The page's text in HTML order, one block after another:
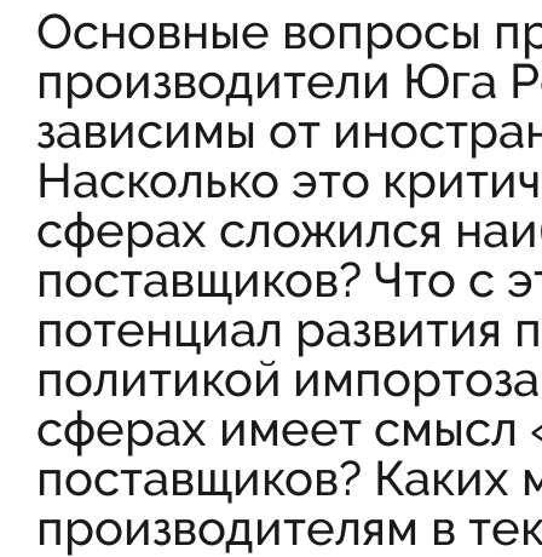
Основные вопросы
производители Юга
зависимы от
Насколько это
сферах сложился
поставщиков? Что с
потенциал развития
политикой
сферах имеет смысл
поставщиков? Каких
производителям в